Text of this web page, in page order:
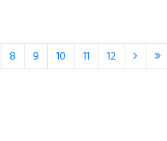
8 9 10 11 12